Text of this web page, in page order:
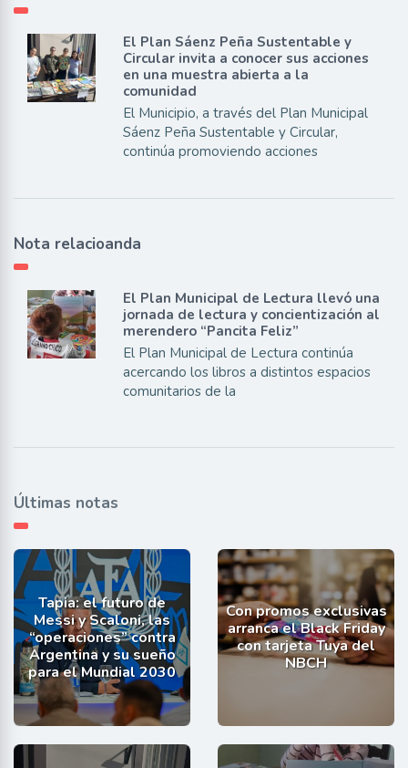
El Plan Sáenz Peña Sustentable y
Circular invita a conocer sus acciones
en una muestra abierta a la
comunidad
El Municipio, a través del Plan Municipal
Sáenz Peña Sustentable y Circular,
continúa promoviendo acciones
Nota relacioanda
El Plan Municipal de Lectura llevó una
jornada de lectura y concientización al
merendero “Pancita Feliz”
El Plan Municipal de Lectura continúa
acercando los libros a distintos espacios
comunitarios de la
Últimas notas
Tapia: el futuro de
Messi y Scaloni, las
“operaciones” contra
Argentina y su sueño
para el Mundial 2030
Con promos exclusivas
arranca el Black Friday
con tarjeta Tuya del
NBCH